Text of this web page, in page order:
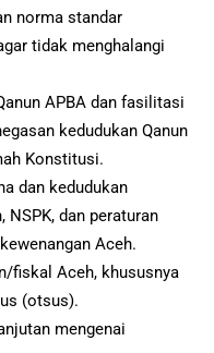
norma standar
tidak menghalangi
APBA dan fasilitasi
kedudukan Qanun
Konstitusi.
dan kedudukan
NSPK, dan peraturan
Aceh.
fiskal Aceh, khususnya
(otsus).
mengenai